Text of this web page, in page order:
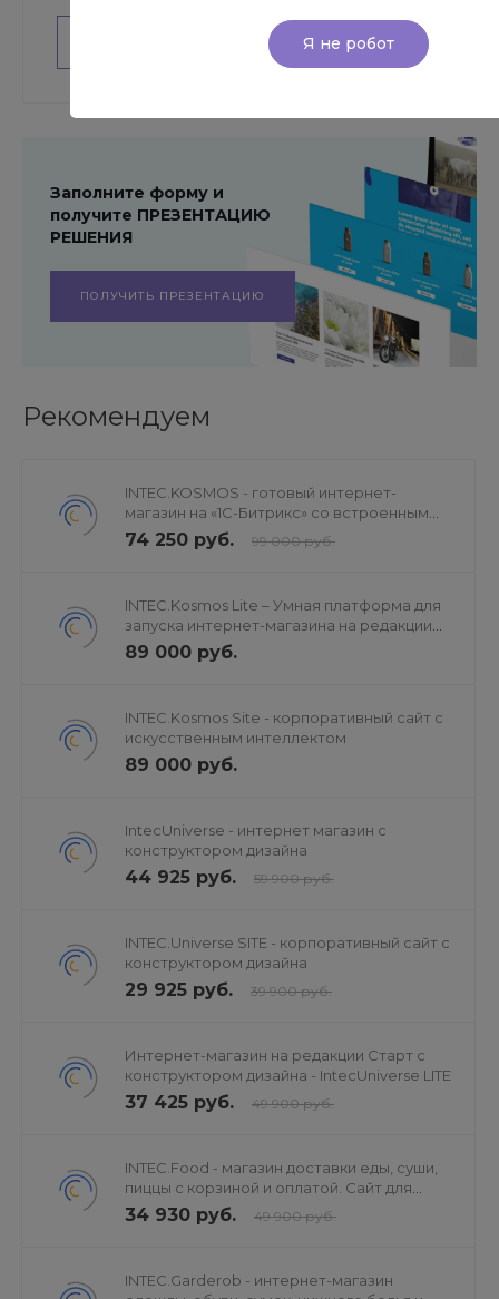
Я не робот
ЗАДАТЬ ВОПРОС РАЗРАБОТЧИКУ
Заполните форму и
получите ПРЕЗЕНТАЦИЮ
РЕШЕНИЯ
ПОЛУЧИТЬ ПРЕЗЕНТАЦИЮ
Рекомендуем
INTEC.KOSMOS - готовый интернет-
магазин на «1С-Битрикс» со встроенным
искусственным интеллектом
74 250 руб. 99 000 руб.
INTEC.Kosmos Lite – Умная платформа для
запуска интернет-магазина на редакции
«Старт»
89 000 руб.
INTEC.Kosmos Site - корпоративный сайт с
искусственным интеллектом
89 000 руб.
IntecUniverse - интернет магазин с
конструктором дизайна
44 925 руб. 59 900 руб.
INTEC.Universe SITE - корпоративный сайт с
конструктором дизайна
29 925 руб. 39 900 руб.
Интернет-магазин на редакции Старт с
конструктором дизайна - IntecUniverse LITE
37 425 руб. 49 900 руб.
INTEC.Food - магазин доставки еды, суши,
пиццы с корзиной и оплатой. Сайт для
ресторанов и кафе
34 930 руб. 49 900 руб.
INTEC.Garderob - интернет-магазин